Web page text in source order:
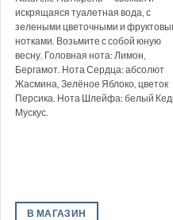
искрящаяся туалетная вода, с
зелеными цветочными и
нотками. Возьмите с собой юную
весну. Головная нота: Лимон,
Бергамот. Нота Сердца: абсолют
Жасмина, Зелёное Яблоко, цветок
Персика. Нота Шлейфа: белый
Мускус.
В МАГАЗИН